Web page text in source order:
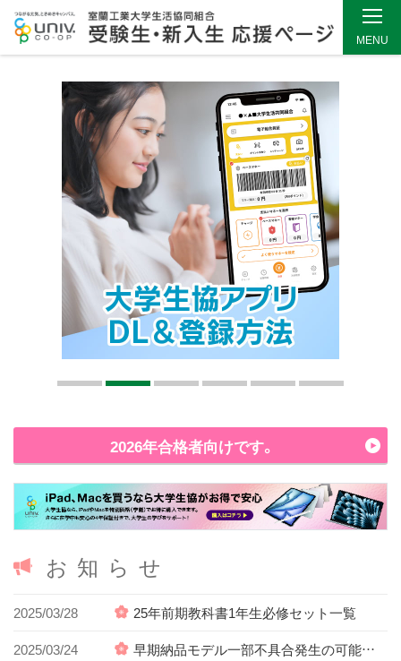
MENU
2026年合格者向けです。
お知らせ
2025/03/28
25年前期教科書1年生必修セット一覧
2025/03/24
早期納品モデル一部不具合発生の可能性と対応方法